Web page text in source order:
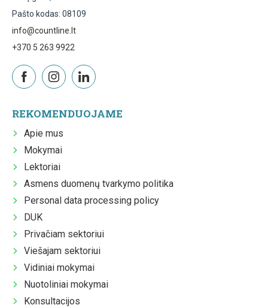
Pašto kodas: 08109
info@countline.lt
+370 5 263 9922
REKOMENDUOJAME
Apie mus
Mokymai
Lektoriai
Asmens duomenų tvarkymo politika
Personal data processing policy
DUK
Privačiam sektoriui
Viešajam sektoriui
Vidiniai mokymai
Nuotoliniai mokymai
Konsultacijos